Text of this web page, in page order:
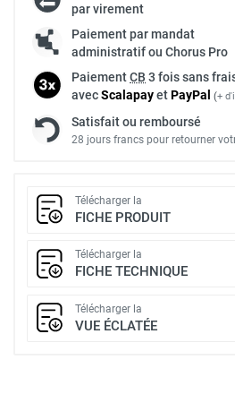
par virement
Paiement par mandat
administratif ou Chorus Pro
PaiementCB 3 fois sans
avecScalapayetPayPal (+
Satisfait ou remboursé
28 jours francs pour retourner
Télécharger la
FICHE PRODUIT
Télécharger la
FICHE TECHNIQUE
Télécharger la
VUE ÉCLATÉE